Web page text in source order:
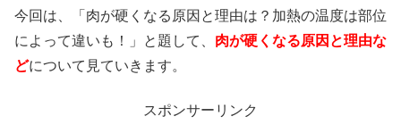
今回は、「肉が硬くなる原因と理由は？加熱の温度は部位
によって違いも！」と題して、 肉が硬くなる原因と理由な
どについて見ていきます。
スポンサーリンク